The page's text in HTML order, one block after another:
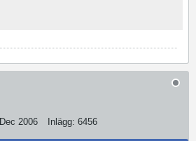
Dec 2006 Inlägg: 6456